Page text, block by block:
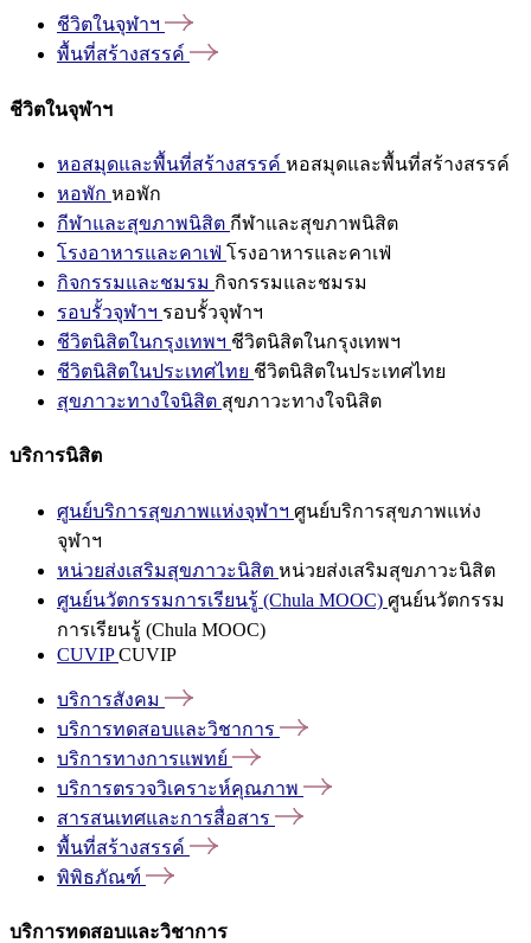
ชีวิตในจุฬาฯ
พื้นที่สร้างสรรค์
ชีวิตในจุฬาฯ
หอสมุดและพื้นที่สร้างสรรค์ หอสมุดและพื้นที่สร้างสรรค์
หอพัก หอพัก
กีฬาและสุขภาพนิสิต กีฬาและสุขภาพนิสิต
โรงอาหารและคาเฟ่ โรงอาหารและคาเฟ่
กิจกรรมและชมรม กิจกรรมและชมรม
รอบรั้วจุฬาฯ รอบรั้วจุฬาฯ
ชีวิตนิสิตในกรุงเทพฯ ชีวิตนิสิตในกรุงเทพฯ
ชีวิตนิสิตในประเทศไทย ชีวิตนิสิตในประเทศไทย
สุขภาวะทางใจนิสิต สุขภาวะทางใจนิสิต
บริการนิสิต
ศูนย์บริการสุขภาพแห่งจุฬาฯ ศูนย์บริการสุขภาพแห่ง
จุฬาฯ
หน่วยส่งเสริมสุขภาวะนิสิต หน่วยส่งเสริมสุขภาวะนิสิต
ศูนย์นวัตกรรมการเรียนรู้ (Chula MOOC) ศูนย์นวัตกรรม
การเรียนรู้ (Chula MOOC)
CUVIPCUVIP
บริการสังคม
บริการทดสอบและวิชาการ
บริการทางการแพทย์
บริการตรวจวิเคราะห์คุณภาพ
สารสนเทศและการสื่อสาร
พื้นที่สร้างสรรค์
พิพิธภัณฑ์
บริการทดสอบและวิชาการ